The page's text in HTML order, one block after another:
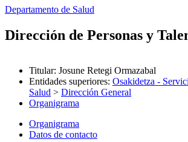
Departamento de Salud
Dirección de Personas y
Titular: Josune Retegi Ormazabal
Entidades superiores: Osakidetza -
Salud > Dirección General
Organigrama
Organigrama
Datos de contacto